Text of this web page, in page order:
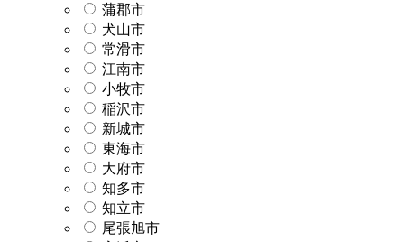
蒲郡市
犬山市
常滑市
江南市
小牧市
稲沢市
新城市
東海市
大府市
知多市
知立市
尾張旭市